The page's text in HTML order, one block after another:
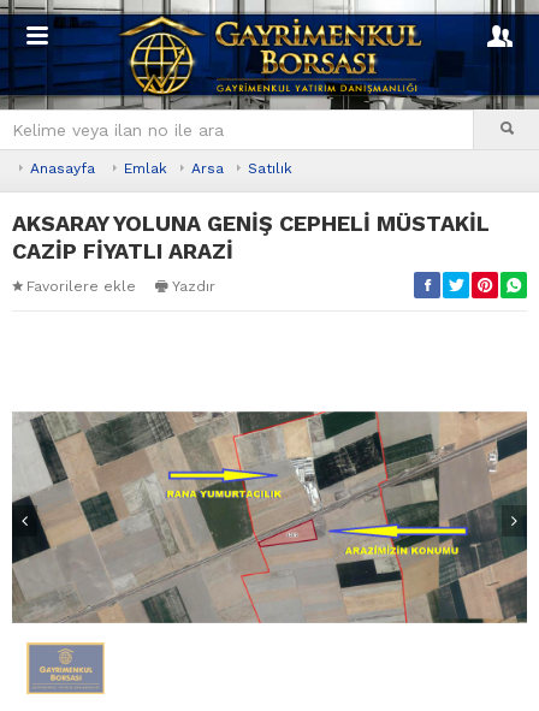
Anasayfa Emlak Arsa Satılık
AKSARAY YOLUNA GENİŞ CEPHELİ MÜSTAKİL
CAZİP FİYATLI ARAZİ
Favorilere ekle Yazdır